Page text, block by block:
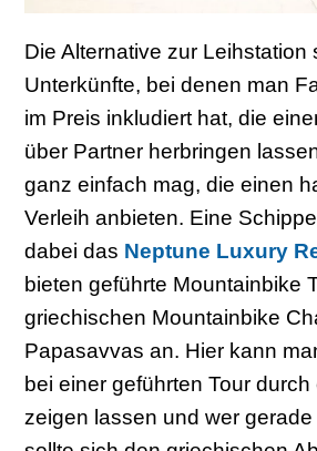
Die Alternative zur Leihstation
Unterkünfte, bei denen man
im Preis inkludiert hat, die
über Partner herbringen
ganz einfach mag, die einen
Verleih anbieten. Eine
dabei das Neptune Luxury
bieten geführte Mountainbike
griechischen Mountainbike
Papasavvas an. Hier kann
bei einer geführten Tour
zeigen lassen und wer